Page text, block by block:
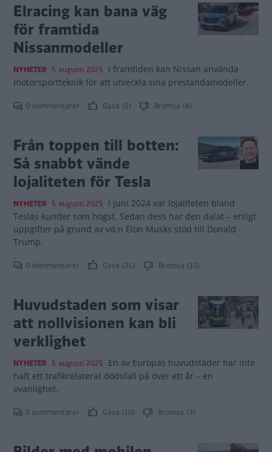
Elracing kan bana väg
för framtida
Nissanmodeller
NYHETER 5 augusti 2025 I framtiden kan Nissan använda
motorsportteknik för att utveckla sina prestandamodeller.
0 kommentarer Gasa (5) Bromsa (4)
Från toppen till botten:
Så snabbt vände
lojaliteten för Tesla
NYHETER 5 augusti 2025 I juni 2024 var lojaliteten bland
Teslas kunder som högst. Sedan dess har den dalat – enligt
uppgifter på grund av vd:n Elon Musks stöd till Donald
Trump.
0 kommentarer Gasa (26) Bromsa (10)
Huvudstaden som visar
att nollvisionen kan bli
verklighet
NYHETER 5 augusti 2025 En av Europas huvudstäder har inte
haft ett trafikrelaterat dödsfall på över ett år – en
ovanlighet.
0 kommentarer Gasa (10) Bromsa (3)